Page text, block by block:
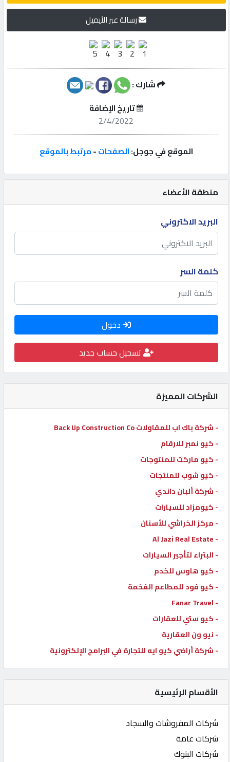
شركات
إعلانات
المنتدى
كيو
مزاد
كيو
نمبر
كيو
كيو
ماركت
الدليل
القطري
POWERED
QHOST
منطقة الأعضاء
البريد الاكتروني
كلمة السر
دخول
تسجيل حساب جديد
الشركات المميزة
- شركة باك اب للمقاولات Back Up Construction Co
- كيو نمبر للارقام
- كيو ماركت للمنتوجات
- كيو شوب للمنتجات
- شركة ألبان داندي
- كيومزاد للسيارات
- مركز الخراشي للأسنان
- Al Jazi Real Estate
- البتراء لتأجير السيارات
- كيو هاوس للخدم
- كيو فود للمطاعم الفخمة
- Fanar Travel
- كيو ستي للعقارات
- نيو ون العقارية
- شركة أراضي كيو ايه للتجارة في البرامج الإلكترونية
الأقسام الرئيسية
شركات المفروشات والسجاد
شركات عامة
شركات البنوك
رسالة عبر الأيميل
شارك :
تاريخ الإضافة
2/4/2022
الموقع في جوجل:الصفحات-مرتبط بالموقع